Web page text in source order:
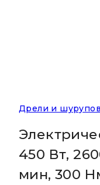
Дрели и
450 Вт,
мин, 300